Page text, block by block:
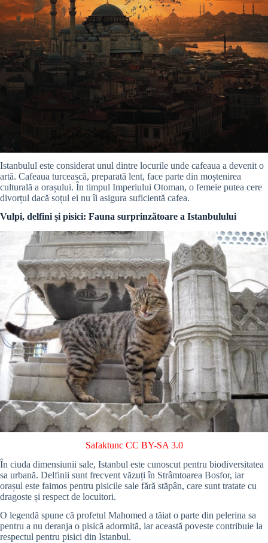
Istanbulul este considerat unul dintre locurile unde cafeaua a devenit o
artă. Cafeaua turcească, preparată lent, face parte din moștenirea
culturală a orașului. În timpul Imperiului Otoman, o femeie putea cere
divorțul dacă soțul ei nu îi asigura suficientă cafea.
Vulpi, delfini și pisici: Fauna surprinzătoare a Istanbulului
Safaktunc CC BY-SA 3.0
În ciuda dimensiunii sale, Istanbul este cunoscut pentru biodiversitatea
sa urbană. Delfinii sunt frecvent văzuți în Strâmtoarea Bosfor, iar
orașul este faimos pentru pisicile sale fără stăpân, care sunt tratate cu
dragoste și respect de locuitori.
O legendă spune că profetul Mahomed a tăiat o parte din pelerina sa
pentru a nu deranja o pisică adormită, iar această poveste contribuie la
respectul pentru pisici din Istanbul.